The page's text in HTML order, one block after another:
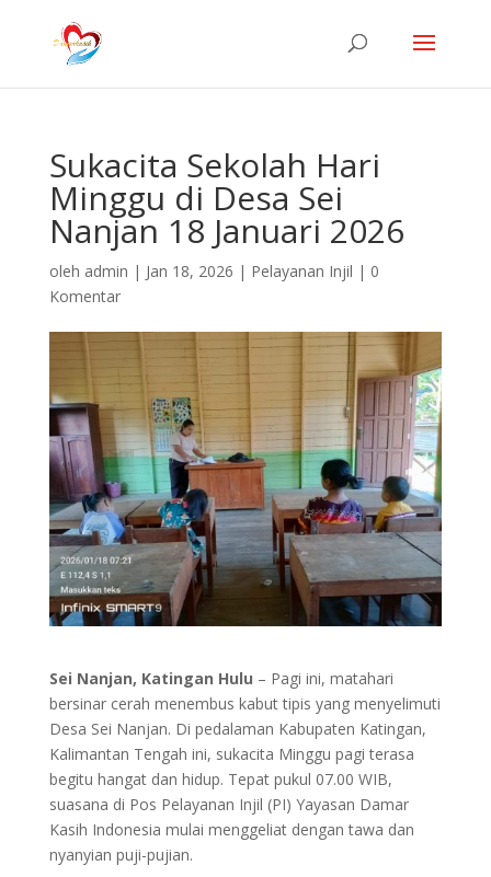
Sukacita Sekolah Hari
Minggu di Desa Sei
Nanjan 18 Januari 2026
oleh admin | Jan 18, 2026 | Pelayanan Injil | 0
Komentar
Sei Nanjan, Katingan Hulu – Pagi ini, matahari
bersinar cerah menembus kabut tipis yang menyelimuti
Desa Sei Nanjan. Di pedalaman Kabupaten Katingan,
Kalimantan Tengah ini, sukacita Minggu pagi terasa
begitu hangat dan hidup. Tepat pukul 07.00 WIB,
suasana di Pos Pelayanan Injil (PI) Yayasan Damar
Kasih Indonesia mulai menggeliat dengan tawa dan
nyanyian puji-pujian.